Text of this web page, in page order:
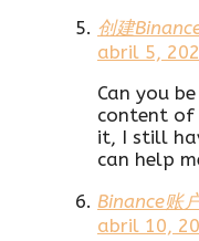
创建
abril 5,
Can you
content of
it, I still
can help
Binance账
abril 10,